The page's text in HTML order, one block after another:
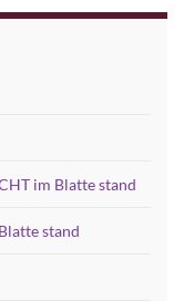
im Blatte stand
stand